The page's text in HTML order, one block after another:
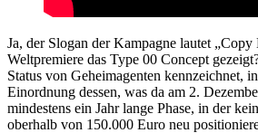
Ja, der Slogan der Kampagne lautet
Weltpremiere das Type 00 Concept
Status von Geheimagenten kennzeichnet,
Einordnung dessen, was da am 2.
mindestens ein Jahr lange Phase, in der
oberhalb von 150.000 Euro neu